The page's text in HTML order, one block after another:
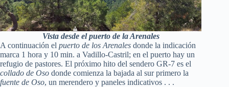
Vista desde el puerto de la Arenales
A continuación el puerto de los Arenales donde la indicación
marca 1 hora y 10 min. a Vadillo-Castril; en el puerto hay un
refugio de pastores. El próximo hito del sendero GR-7 es el
collado de Oso donde comienza la bajada al sur primero la
fuente de Oso, un merendero y paneles indicativos . . .